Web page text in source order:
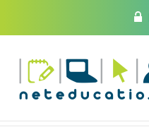
w